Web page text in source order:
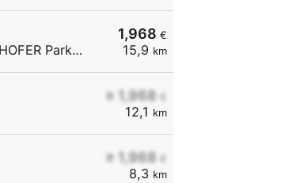
1,968 €
15,9 km
Gewerbestrasse 2 (am HOFER Parkplatz)
≥ 1,968 €
12,1 km
≥ 1,968 €
8,3 km